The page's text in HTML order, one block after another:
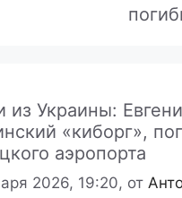
из Украины:
«киборг»,
аэропорта
2026, 19:20, от